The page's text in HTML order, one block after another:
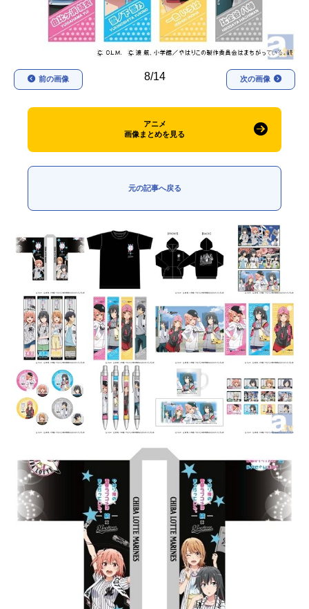
FOLLOW US
8/14
前の画像 次の画像
アニメ
画像まとめを見る
元の記事へ戻る